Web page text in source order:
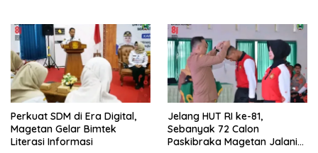
Perkuat SDM di Era Digital,
Magetan Gelar Bimtek
Literasi Informasi
Jelang HUT RI ke-81,
Sebanyak 72 Calon
Paskibraka Magetan Jalani